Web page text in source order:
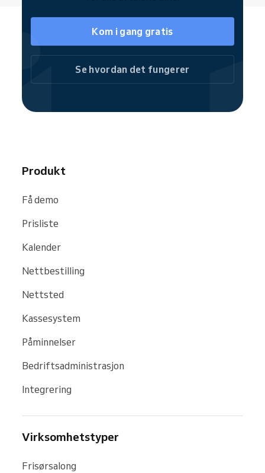
booke selv – enten ved å besøke hele
booking-nettsiden eller ved å velge
individuelle tjenester.
Som en del av Reservio-fellesskapet blir
kjæledyrpleiestudioet ditt lettere funnet
for eksempelGoogle,BingogFacebook.
Kom i gang gratis
Se hvordan det fungerer
Produkt
Få demo
Prisliste
Kalender
Nettbestilling
Nettsted
Kassesystem
Påminnelser
Bedriftsadministrasjon
Integrering
Virksomhetstyper
Frisørsalong